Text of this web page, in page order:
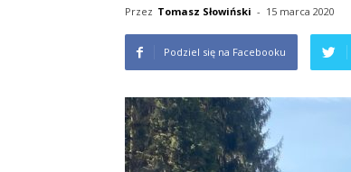
Przez Tomasz Słowiński - 15 marca 2020
Podziel się na Facebooku